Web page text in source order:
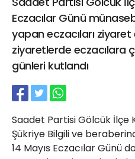
Eczacılar Günü
yapan eczacıları
ziyaretlerde eczacılara
günleri kutlandı
Saadet Partisi Gölcük İlçe
Şükriye Bilgili ve
14 Mayıs Eczacılar Günü
21